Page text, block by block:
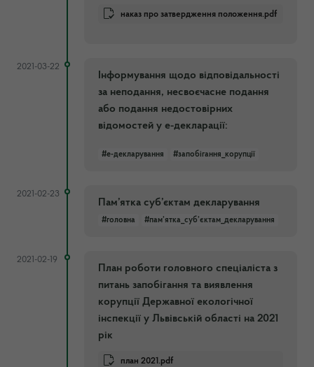
наказ про затвердження положення.pdf
2021-03-22
Інформування щодо відповідальності
за неподання, несвоєчасне подання
або подання недостовірних
відомостей у е-декларації:
#е-декларування #запобігання_корупції
2021-02-23
Пам’ятка суб’єктам декларування
#головна #пам’ятка_суб’єктам_декларування
2021-02-19
План роботи головного спеціаліста з
питань запобігання та виявлення
корупції Державної екологічної
інспекції у Львівській області на 2021
рік
план 2021.pdf